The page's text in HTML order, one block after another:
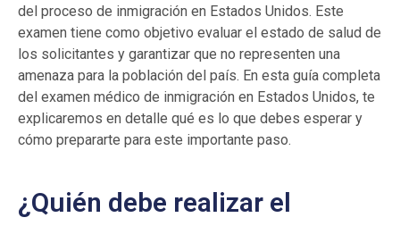
del proceso de inmigración en Estados Unidos. Este
examen tiene como objetivo evaluar el estado de salud de
los solicitantes y garantizar que no representen una
amenaza para la población del país. En esta guía completa
del examen médico de inmigración en Estados Unidos, te
explicaremos en detalle qué es lo que debes esperar y
cómo prepararte para este importante paso.
¿Quién debe realizar el